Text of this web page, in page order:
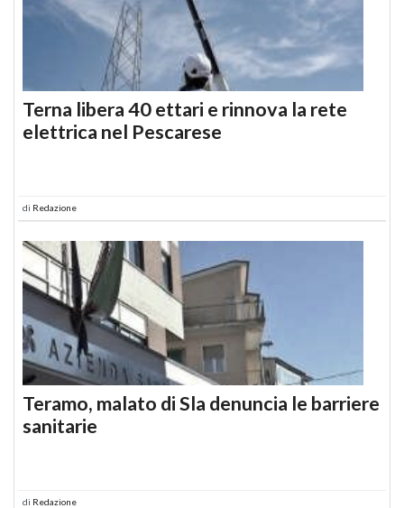
Terna libera 40 ettari e rinnova la rete
elettrica nel Pescarese
di Redazione
Teramo, malato di Sla denuncia le barriere
sanitarie
di Redazione